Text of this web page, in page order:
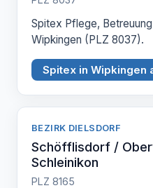
Spitex Pflege,
Wipkingen (PLZ 8037).
Spitex in Wipkingen
BEZIRK DIELSDORF
Schöfflisdorf /
Schleinikon
PLZ 8165